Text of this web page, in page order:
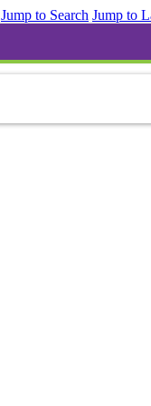
Jump to Search Jump to